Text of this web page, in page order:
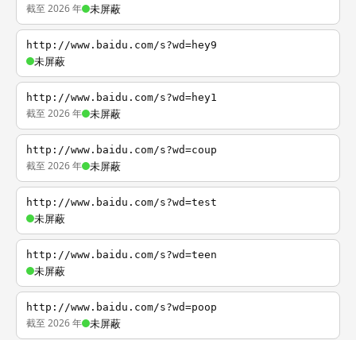
截至 2026 年 未屏蔽
http://www.baidu.com/s?wd=hey9
未屏蔽
http://www.baidu.com/s?wd=hey1
截至 2026 年 未屏蔽
http://www.baidu.com/s?wd=coup
截至 2026 年 未屏蔽
http://www.baidu.com/s?wd=test
未屏蔽
http://www.baidu.com/s?wd=teen
未屏蔽
http://www.baidu.com/s?wd=poop
截至 2026 年 未屏蔽